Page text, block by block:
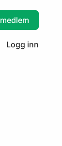
Logg inn